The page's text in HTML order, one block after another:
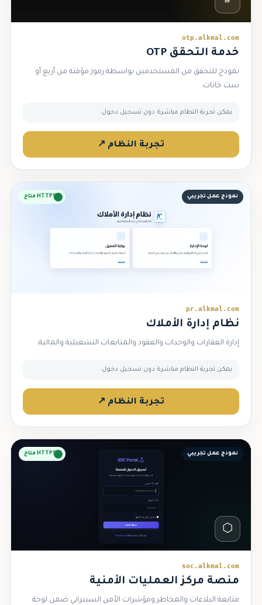
otp.alkmal.com
خدمة التحقق OTP
نموذج للتحقق من المستخدمين بواسطة رموز مؤقتة من أربع أو
ست خانات.
يمكن تجربة النظام مباشرة دون تسجيل دخول.
تجربة النظام ↗
نموذج عمل تجريبي HTTPS متاح
pr.alkmal.com
نظام إدارة الأملاك
إدارة العقارات والوحدات والعقود والمتابعات التشغيلية والمالية.
يمكن تجربة النظام مباشرة دون تسجيل دخول.
تجربة النظام ↗
نموذج عمل تجريبي HTTPS متاح
⬡
soc.alkmal.com
منصة مركز العمليات الأمنية
متابعة البلاغات والمخاطر ومؤشرات الأمن السيبراني ضمن لوحة